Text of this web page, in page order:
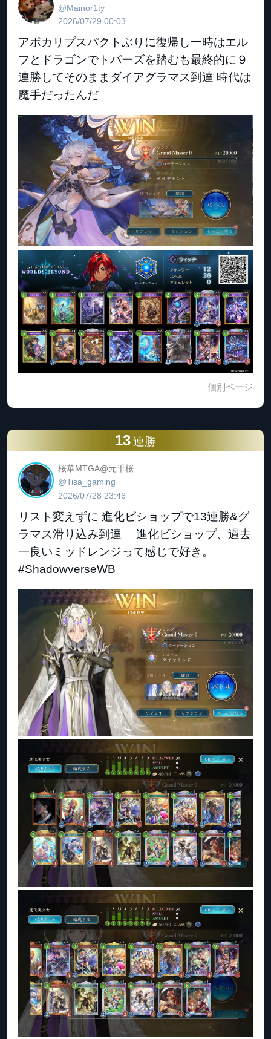
@Mainor1ty
2026/07/29 00:03
アポカリプスパクトぶりに復帰し一時はエル
フとドラゴンでトパーズを踏むも最終的に９
連勝してそのままダイアグラマス到達 時代は
魔手だったんだ
個別ページ
13 連勝
桜華MTGA@元千桜
@Tisa_gaming
2026/07/28 23:46
リスト変えずに 進化ビショップで13連勝&グ
ラマス滑り込み到達。 進化ビショップ、過去
一良いミッドレンジって感じで好き。
#ShadowverseWB